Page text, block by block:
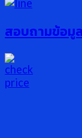
สอบถามข้อมูล